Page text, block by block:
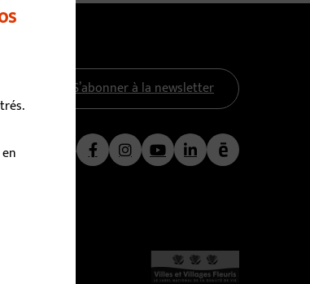
S’abonner à la newsletter
Nous suivre FacebookInstagram
YouTubeLinkedInCalaméo